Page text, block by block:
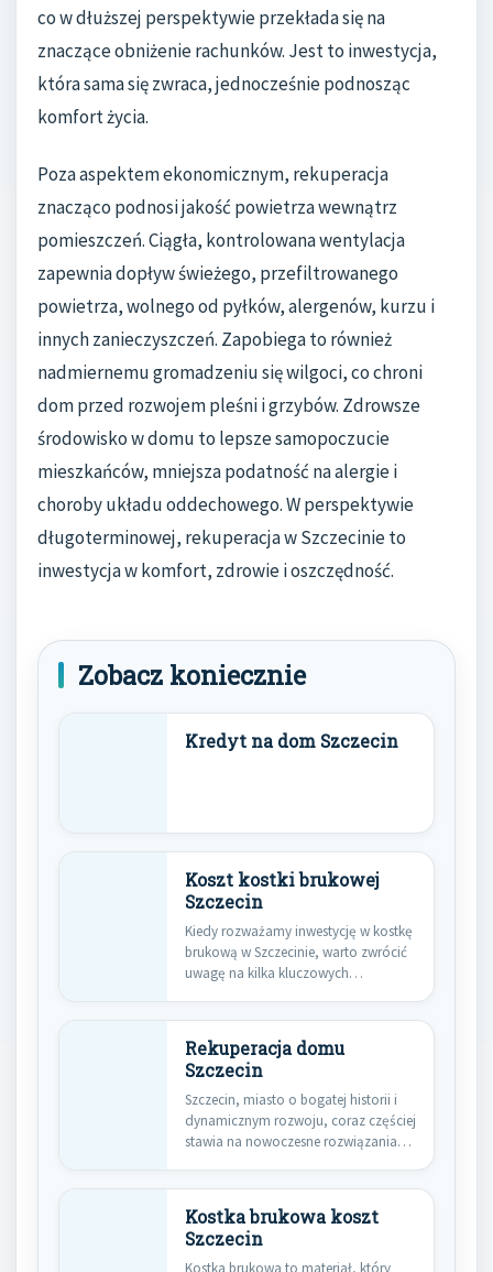
co w dłuższej perspektywie przekłada się na
znaczące obniżenie rachunków. Jest to inwestycja,
która sama się zwraca, jednocześnie podnosząc
komfort życia.
Poza aspektem ekonomicznym, rekuperacja
znacząco podnosi jakość powietrza wewnątrz
pomieszczeń. Ciągła, kontrolowana wentylacja
zapewnia dopływ świeżego, przefiltrowanego
powietrza, wolnego od pyłków, alergenów, kurzu i
innych zanieczyszczeń. Zapobiega to również
nadmiernemu gromadzeniu się wilgoci, co chroni
dom przed rozwojem pleśni i grzybów. Zdrowsze
środowisko w domu to lepsze samopoczucie
mieszkańców, mniejsza podatność na alergie i
choroby układu oddechowego. W perspektywie
długoterminowej, rekuperacja w Szczecinie to
inwestycja w komfort, zdrowie i oszczędność.
Zobacz koniecznie
Kredyt na dom Szczecin
Koszt kostki brukowej
Szczecin
Kiedy rozważamy inwestycję w kostkę
brukową w Szczecinie, warto zwrócić
uwagę na kilka kluczowych
Rekuperacja domu
Szczecin
Szczecin, miasto o bogatej historii i
dynamicznym rozwoju, coraz częściej
stawia na nowoczesne rozwiązania
Kostka brukowa koszt
Szczecin
Kostka brukowa to materiał, który